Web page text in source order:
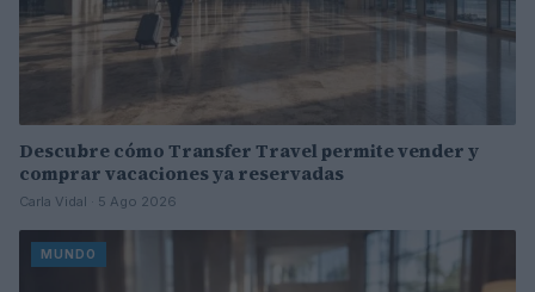
Descubre cómo Transfer Travel permite vender y
comprar vacaciones ya reservadas
Carla Vidal · 5 Ago 2026
MUNDO